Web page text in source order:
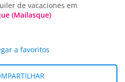
de vacaciones em
(Mailasque)
a favoritos